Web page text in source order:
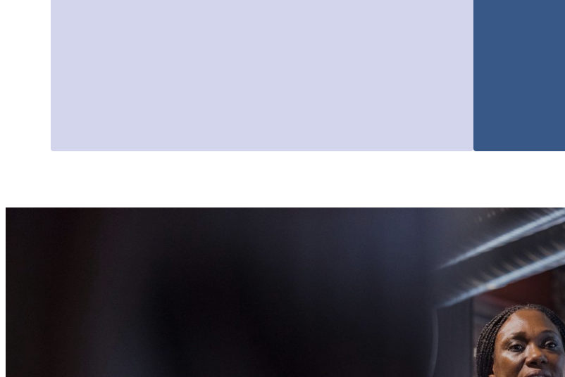
Tillsammans bidrar dessa insatser till en mer integrerad, inkluderande, motståndskraftig och